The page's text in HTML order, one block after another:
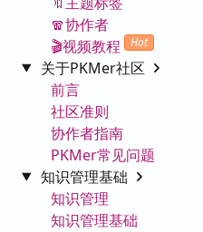
🧣协作者
🎬视频教程
Hot
关于PKMer社区
前言
社区准则
协作者指南
PKMer常见问题
知识管理基础
知识管理
知识管理基础